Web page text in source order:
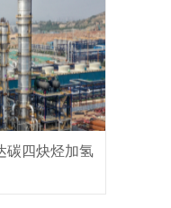
碳四炔烃加氢